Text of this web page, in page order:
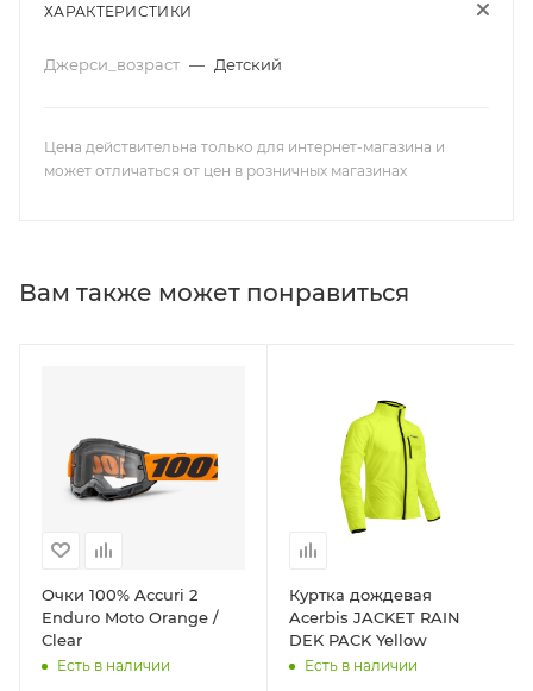
ХАРАКТЕРИСТИКИ
Джерси_возраст — Детский
Цена действительна только для интернет-магазина и
может отличаться от цен в розничных магазинах
Вам также может понравиться
Очки 100% Accuri 2
Enduro Moto Orange /
Clear
Есть в наличии
Куртка дождевая
Acerbis JACKET RAIN
DEK PACK Yellow
Есть в наличии